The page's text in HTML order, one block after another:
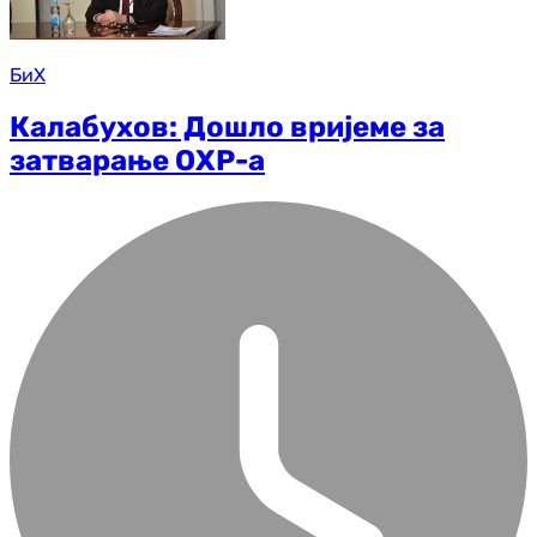
БиХ
Калабухов: Дошло вријеме за
затварање ОХР-а